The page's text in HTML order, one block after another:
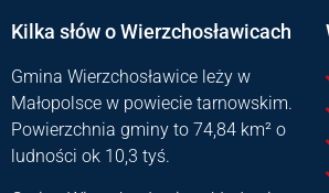
Kilka słów o Wierzchosławicach
Gmina Wierzchosławice leży w
Małopolsce w powiecie tarnowskim.
Powierzchnia gminy to 74,84 km² o
ludności ok 10,3 tyś.